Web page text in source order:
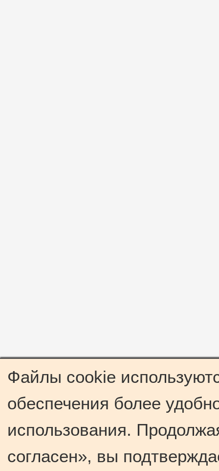
Файлы cookie
обеспечения более
использования.
согласен», вы